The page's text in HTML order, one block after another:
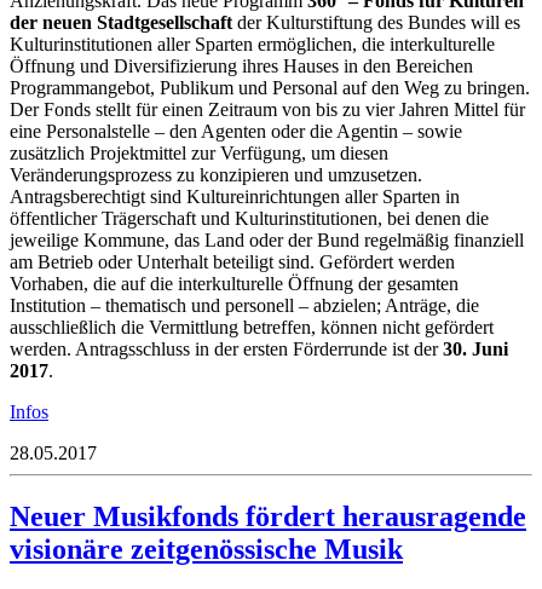
der neuen Stadtgesellschaftder Kulturstiftung des Bundes will es
Kulturinstitutionen aller Sparten ermöglichen, die interkulturelle
Öffnung und Diversifizierung ihres Hauses in den Bereichen
Programmangebot, Publikum und Personal auf den Weg zu bringen.
Der Fonds stellt für einen Zeitraum von bis zu vier Jahren Mittel für
eine Personalstelle – den Agenten oder die Agentin – sowie
zusätzlich Projektmittel zur Verfügung, um diesen
Veränderungsprozess zu konzipieren und umzusetzen.
Antragsberechtigt sind Kultureinrichtungen aller Sparten in
öffentlicher Trägerschaft und Kulturinstitutionen, bei denen die
jeweilige Kommune, das Land oder der Bund regelmäßig finanziell
am Betrieb oder Unterhalt beteiligt sind. Gefördert werden
Vorhaben, die auf die interkulturelle Öffnung der gesamten
Institution – thematisch und personell – abzielen; Anträge, die
ausschließlich die Vermittlung betreffen, können nicht gefördert
werden. Antragsschluss in der ersten Förderrunde ist der30. Juni
2017.
Infos
28.05.2017
Neuer Musikfonds fördert herausragende
visionäre zeitgenössische Musik